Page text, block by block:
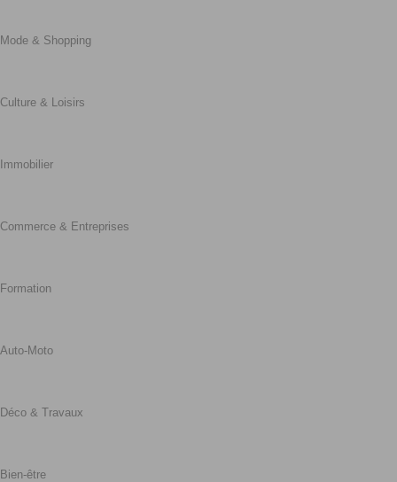
Mode & Shopping
Culture & Loisirs
Immobilier
Commerce & Entreprises
Formation
Auto-Moto
Déco & Travaux
Bien-être